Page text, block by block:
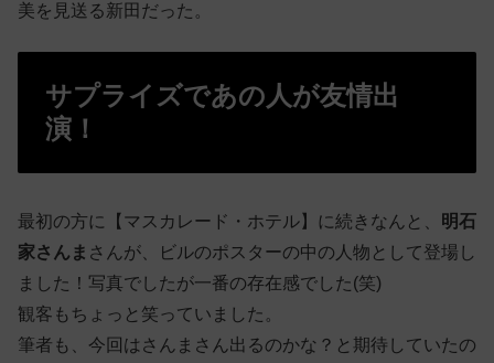
美を見送る新田だった。
サプライズであの人が友情出
演！
最初の方に【マスカレード・ホテル】に続きなんと、 明石
家さんま さんが、ビルのポスターの中の人物として登場し
ました！写真でしたが一番の存在感でした(笑)
観客もちょっと笑っていました。
筆者も、今回はさんまさん出るのかな？と期待していたの